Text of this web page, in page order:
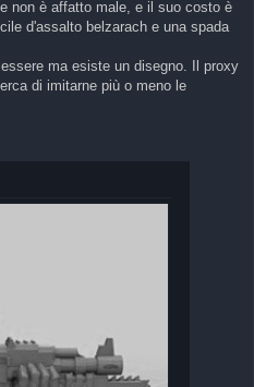
non è affatto male, e il suo costo è
d'assalto belzarach e una spada
ma esiste un disegno. Il proxy
di imitarne più o meno le